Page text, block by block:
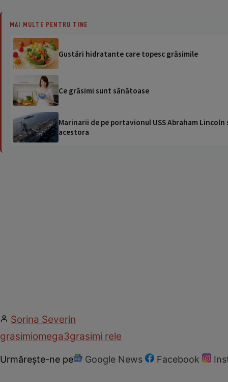
MAI MULTE PENTRU TINE
Gustări hidratante care topesc grăsimile
Ce grăsimi sunt sănătoase
Marinarii de pe portavionul USS Abraham
acestora
Sorina Severin
grasimiomega3grasimi rele
Urmărește-ne pe Google News Facebook